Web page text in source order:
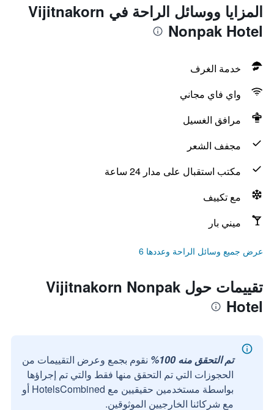
المزايا ووسائل الراحة في Vijitnakorn
Nonpak Hotel
خدمة الغرف
واي فاي مجاني
مرافق الغسيل
مجفف الشعر
مكتب استقبال على مدار 24 ساعة
مع تكييف
ميني بار
عرض جميع وسائل الراحة وعددها 6
تقييمات حول Vijitnakorn Nonpak
Hotel
تم التحقق منه 100%
نقوم بجمع وعرض التقييمات من
الحجوزات التي تم التحقق منها فقط والتي تم إجراؤها
بواسطة مستخدمين حقيقيين مع HotelsCombined أو
مع شركائنا الخارجيين الموثوقين.